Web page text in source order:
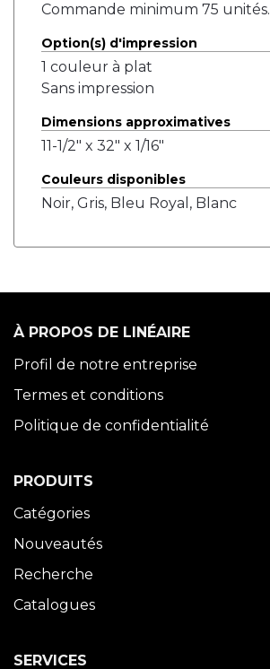
Commande minimum 75 unités.
Option(s) d'impression
1 couleur à plat
Sans impression
Dimensions approximatives
11-1/2" x 32" x 1/16"
Couleurs disponibles
Noir, Gris, Bleu Royal, Blanc
À PROPOS DE LINÉAIRE
Profil de notre entreprise
Termes et conditions
Politique de confidentialité
PRODUITS
Catégories
Nouveautés
Recherche
Catalogues
SERVICES